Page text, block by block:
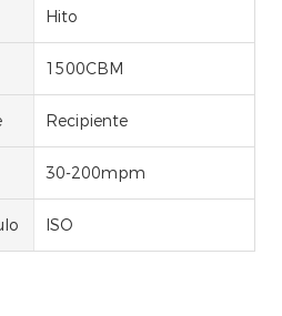
Hito
1500CBM
Recipiente
30-200mpm
ISO